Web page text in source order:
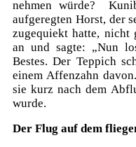
nehmen würde?
aufgeregten Horst, der
zugequiekt hatte, nicht
an und sagte: „Nun
Bestes. Der Teppich
einem Affenzahn
sie kurz nach dem
wurde.
Der Flug auf dem